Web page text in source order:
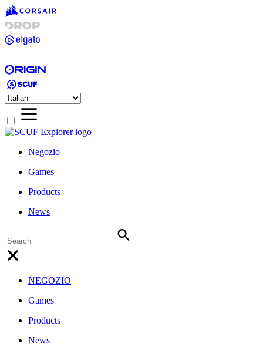
Negozio
Games
Products
News
NEGOZIO
Games
Products
News